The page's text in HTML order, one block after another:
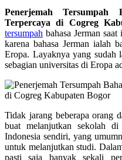
Penerjemah
Terpercaya di Cogreg
tersumpah bahasa Jerman
karena bahasa Jerman ialah
Eropa. Layaknya yang sudah
sebagian universitas di Eropa
Tidak jarang beberapa orang
buat melanjutkan sekolah
Indonesia sendiri, yang
untuk melanjutkan studi.
pasti saja banyak sekali